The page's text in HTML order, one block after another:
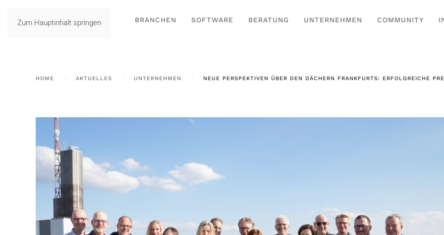
Zum Hauptinhalt springen BRANCHEN SOFTWARE BERATUNG UNTERNEHMEN COMMUNITY
HOME AKTUELLES UNTERNEHMEN NEUE PERSPEKTIVEN ÜBER DEN DÄCHERN FRANKFURTS: ERFOLGREICHE